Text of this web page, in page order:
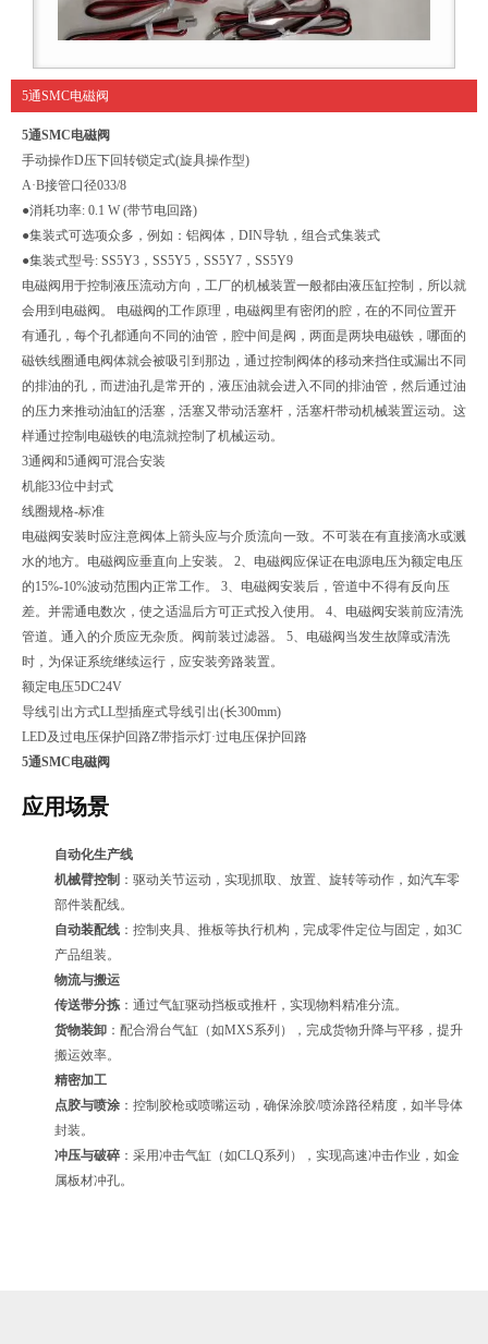
5通SMC电磁阀
5通SMC电磁阀
手动操作D压下回转锁定式(旋具操作型)
A·B接管口径033/8
●消耗功率: 0.1 W (带节电回路)
●集装式可选项众多，例如：铝阀体，DIN导轨，组合式集装式
●集装式型号: SS5Y3，SS5Y5，SS5Y7，SS5Y9
电磁阀用于控制液压流动方向，工厂的机械装置一般都由液压缸控制，所以就
会用到电磁阀。 电磁阀的工作原理，电磁阀里有密闭的腔，在的不同位置开
有通孔，每个孔都通向不同的油管，腔中间是阀，两面是两块电磁铁，哪面的
磁铁线圈通电阀体就会被吸引到那边，通过控制阀体的移动来挡住或漏出不同
的排油的孔，而进油孔是常开的，液压油就会进入不同的排油管，然后通过油
的压力来推动油缸的活塞，活塞又带动活塞杆，活塞杆带动机械装置运动。这
样通过控制电磁铁的电流就控制了机械运动。
3通阀和5通阀可混合安装
机能33位中封式
线圈规格-标准
电磁阀安装时应注意阀体上箭头应与介质流向一致。不可装在有直接滴水或溅
水的地方。电磁阀应垂直向上安装。 2、电磁阀应保证在电源电压为额定电压
的15%-10%波动范围内正常工作。 3、电磁阀安装后，管道中不得有反向压
差。并需通电数次，使之适温后方可正式投入使用。 4、电磁阀安装前应清洗
管道。通入的介质应无杂质。阀前装过滤器。 5、电磁阀当发生故障或清洗
时，为保证系统继续运行，应安装旁路装置。
额定电压5DC24V
导线引出方式LL型插座式导线引出(长300mm)
LED及过电压保护回路Z带指示灯·过电压保护回路
5通SMC电磁阀
应用场景
自动化生产线
机械臂控制 ：驱动关节运动，实现抓取、放置、旋转等动作，如汽车零
部件装配线。
自动装配线 ：控制夹具、推板等执行机构，完成零件定位与固定，如3C
产品组装。
物流与搬运
传送带分拣：通过气缸驱动挡板或推杆，实现物料精准分流。
货物装卸 ：配合滑台气缸（如MXS系列），完成货物升降与平移，提升
搬运效率。
精密加工
点胶与喷涂 ：控制胶枪或喷嘴运动，确保涂胶/喷涂路径精度，如半导体
封装。
冲压与破碎 ：采用冲击气缸（如CLQ系列），实现高速冲击作业，如金
属板材冲孔。